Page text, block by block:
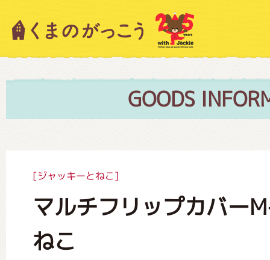
GOODS
[ジャッキーとねこ]
マルチフリップカバー
ねこ
キャラクター紹介
絵本・作家紹介